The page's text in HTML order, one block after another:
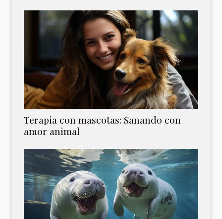
Terapia con mascotas: Sanando con
amor animal